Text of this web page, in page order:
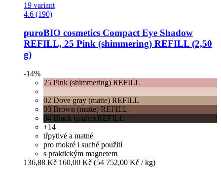
19 variant
4.6 (190)
puroBIO cosmetics Compact Eye Shadow
REFILL, 25 Pink (shimmering) REFILL (2,50
g)
-14%
25 Pink (shimmering) REFILL
02 Dove gray (matte) REFILL
03 Brown (matte) REFILL
04 Black (matte) REFILL
+14
třpytivé a matné
pro mokré i suché použití
s praktickým magnetem
136,88 Kč 160,00 Kč (54 752,00 Kč / kg)